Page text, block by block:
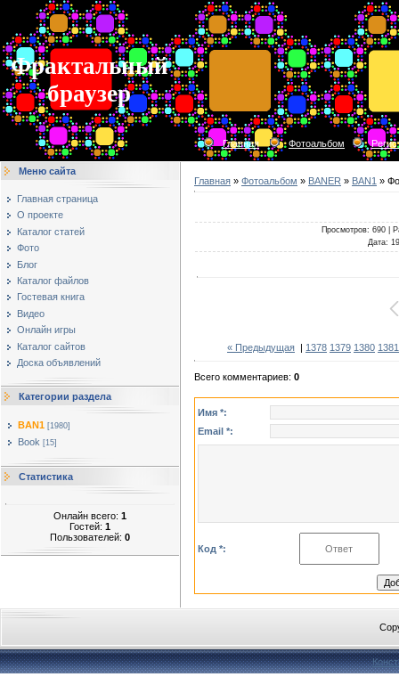
Фрактальный
браузер
Главная Фотоальбом
Меню сайта
Главная страница
О проекте
Каталог статей
Фото
Блог
Каталог файлов
Гостевая книга
Видео
Онлайн игры
Каталог сайтов
Доска объявлений
Категории раздела
BAN1 [1980]
Book [15]
Статистика
Онлайн всего: 1
Гостей: 1
Пользователей: 0
Главная » Фотоальбом » BANER » BAN1 »
Просмотров: 690 |
Дата:
« Предыдущая | 1378 1379 1380 1381
Всего комментариев: 0
Имя *:
Email *:
Код *: